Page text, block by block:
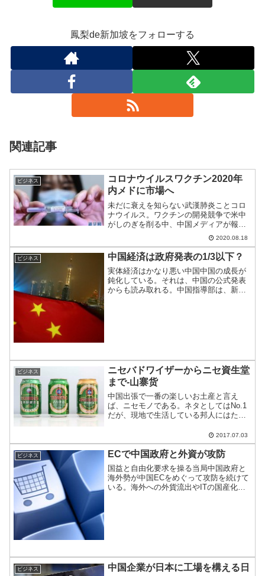
鳳梨de新加坡をフォローする
関連記事
ビジネス
コロナウイルスワクチン2020年
内メドに市場へ
未だに衰えを知らない武漢肺炎ことコロ
ナウイルス。ワクチンの開発競争で米中
がしのぎを削る中、中国メディアが報じ
るところでは、年内に市場へワクチンが
2020.08.18
ビジネス 中国経済は政府発表の1/3以下？
実体経済はかなり悪い中国中国の成長が
鈍化している。それは、中国の公式発表
からも読み取れる。中国指導部は、新常
ビジネス
ニセバドワイザーからニセ資生堂
まで-山寨货
中国出張で一番の楽しいお土産と言え
ば、ニセモノである。ネタとしてはNo.1
だが、現地で生活している邦人にはたま
2017.07.03
ビジネス ECで中国政府と外資が攻防
国益と自由化要求を操る当局中国政府と
海外勢が中国ECをめぐって攻防を続けて
いる。海外への外貨流出やITの国産化推
ビジネス 中国企業が日本に工場を構える日